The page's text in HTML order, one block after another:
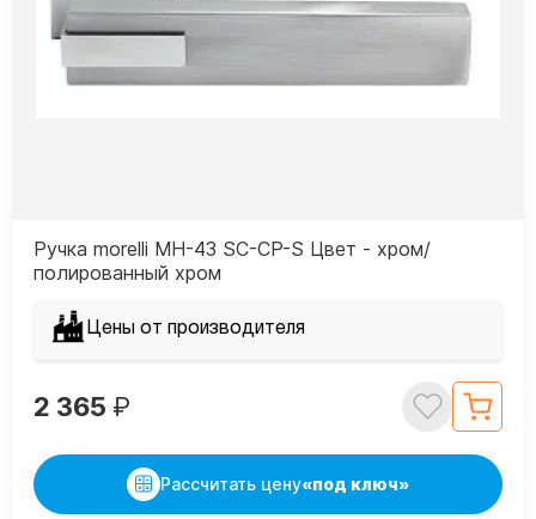
Ручка morelli MH-43 SC-CP-S Цвет - хром/
полированный хром
Цены от производителя
2 365 ₽
Рассчитать цену«под ключ»